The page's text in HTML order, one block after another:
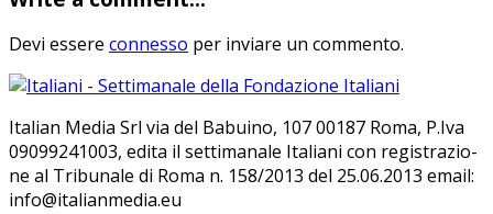
Devi essere connesso per inviare un commento.
Ita­lian Me­dia Srl via del Ba­bui­no, 107 00187 Roma, P.Iva
09099241003, edi­ta il set­ti­ma­na­le Ita­lia­ni con re­gi­stra­zio­
ne al Tri­bu­na­le di Roma n. 158/​2013 del 25.06.2013 email:
info@ita­lian­me­dia.eu